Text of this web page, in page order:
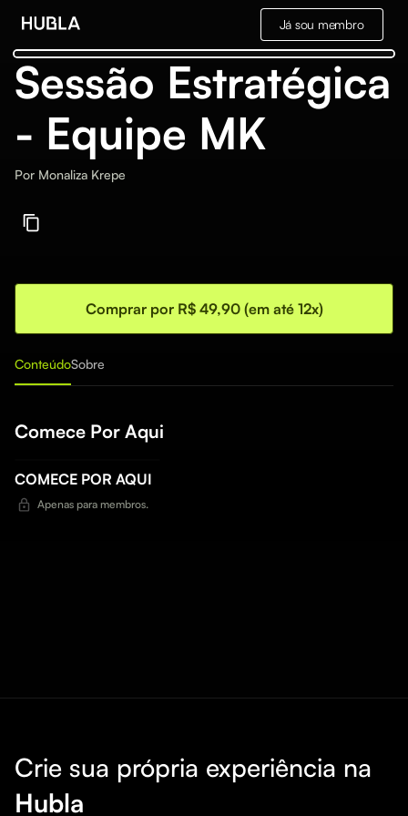
Já sou membro
Sessão Estratégica
- Equipe MK
Por Monaliza Krepe
Comprar por R$ 49,90 (em até 12x)
ConteúdoSobre
Comece Por Aqui
COMECE POR AQUI
Apenas para membros.
Crie sua própria experiência na
Hubla